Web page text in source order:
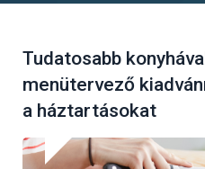
Tudatosabb
menütervező
a háztartásokat